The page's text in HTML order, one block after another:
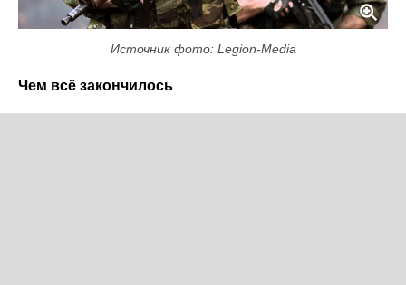
Источник фото: Legion-Media
Чем всё закончилось